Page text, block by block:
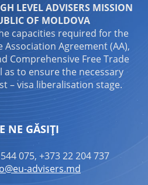
LEVEL ADVISERS MISSION
OF MOLDOVA
capacities required for the
Agreement (AA),
Comprehensive Free Trade
as to ensure the necessary
– visa liberalisation stage.
NE GĂSIȚI
075, +373 22 204 737
advisers.md